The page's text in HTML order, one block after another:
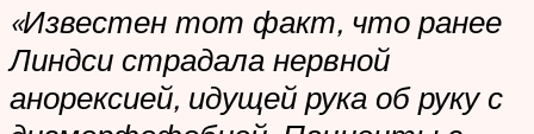
«Известен тот факт, что ранее
Линдси страдала нервной
анорексией, идущей рука об руку с